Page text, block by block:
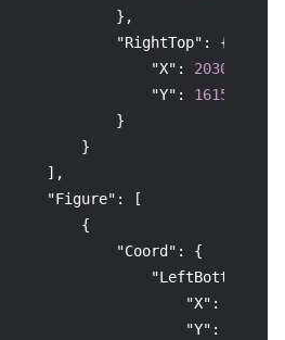
} ,
"RightTop" :
{
"X" : 2030
"Y" :
1615
}
}
] ,
"Figure" :
[
{
"Coord" :
{
"LeftBottom"
"X" :
"Y" :